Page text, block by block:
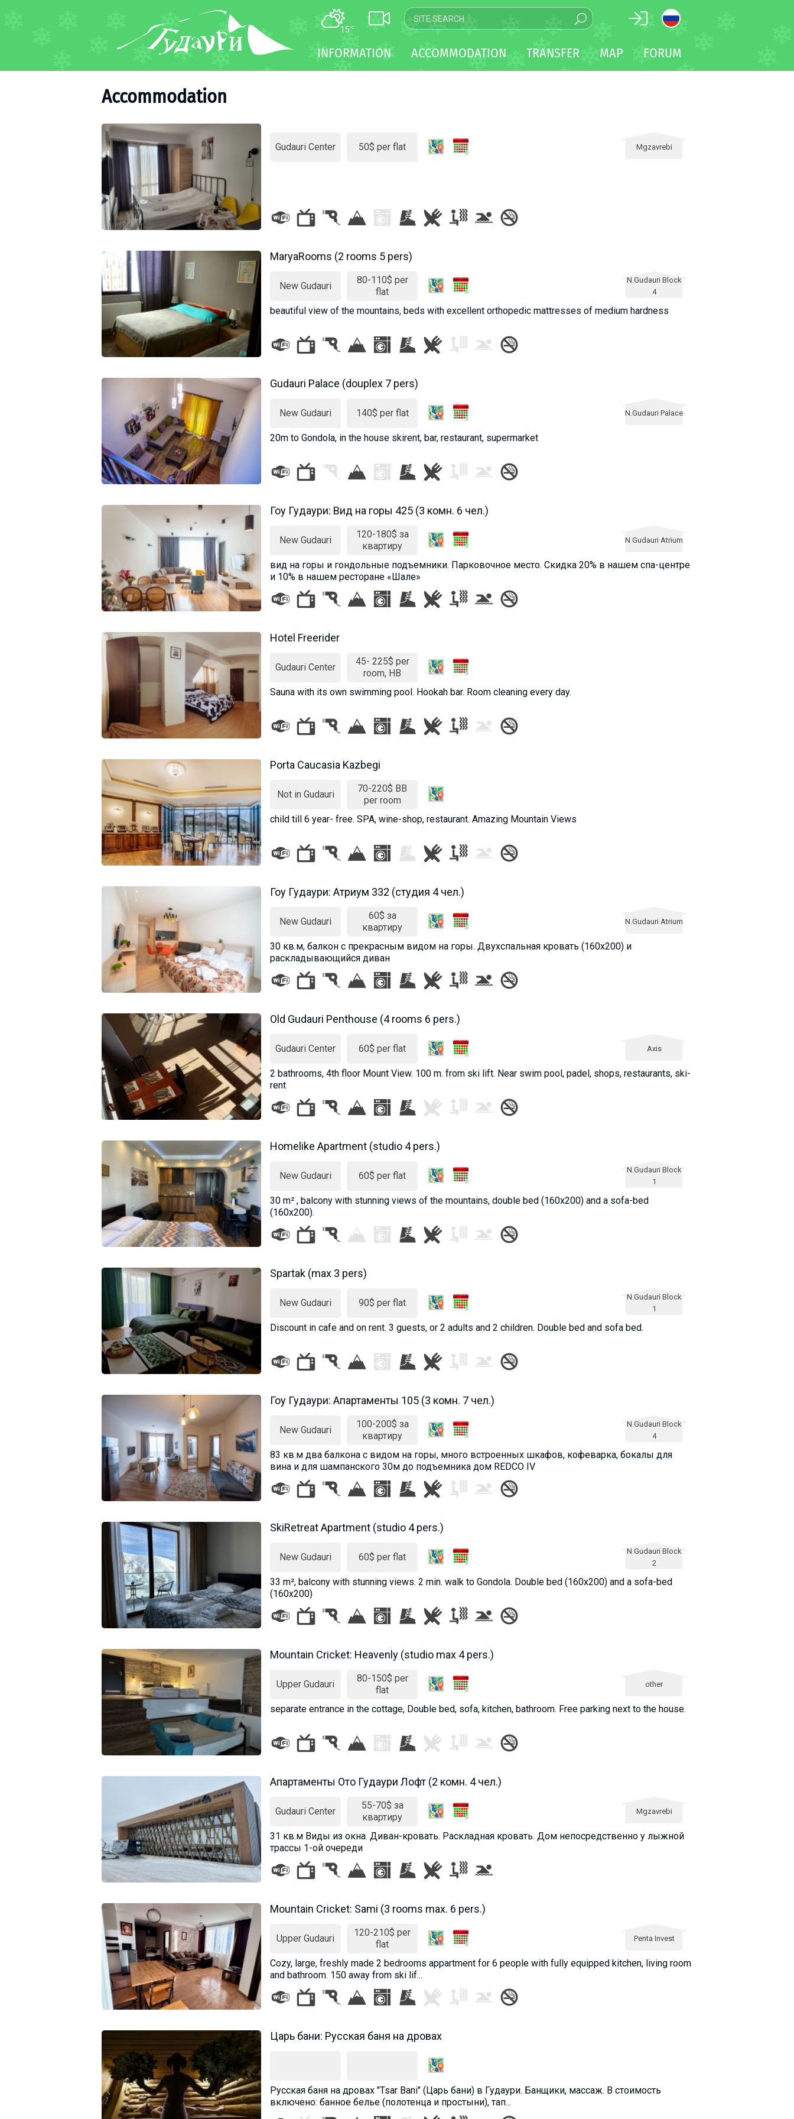
15°C
INFORMATION ACCOMMODATION TRANSFER MAP FORUM
Accommodation
Gudauri Center 50$ per flat Mgzavrebi
MaryaRooms (2 rooms 5 pers)
New Gudauri
80-110$ per
flat
N.Gudauri Block
4
beautiful view of the mountains, beds with excellent orthopedic mattresses of medium hardness
Gudauri Palace (douplex 7 pers)
New Gudauri 140$ per flat N.Gudauri Palace
20m to Gondola, in the house skirent, bar, restaurant, supermarket
Гоу Гудаури: Вид на горы 425 (3 комн. 6 чел.)
New Gudauri
120-180$ за
квартиру
N.Gudauri Atrium
вид на горы и гондольные подъемники. Парковочное место. Cкидка 20% в нашем спа-центре
и 10% в нашем ресторане «Шале»
Hotel Freerider
Gudauri Center
45- 225$ per
room, HB
Sauna with its own swimming pool. Hookah bar. Room cleaning every day.
Porta Caucasia Kazbegi
Not in Gudauri
70-220$ BB
per room
child till 6 year- free. SPA, wine-shop, restaurant. Amazing Mountain Views
Гоу Гудаури: Атриум 332 (студия 4 чел.)
New Gudauri
60$ за
квартиру
N.Gudauri Atrium
30 кв.м, балкон с прекрасным видом на горы. Двухспальная кровать (160х200) и
раскладывающийся диван
Old Gudauri Penthouse (4 rooms 6 pers.)
Gudauri Center 60$ per flat Axis
2 bathrooms, 4th floor Mount View. 100 m. from ski lift. Near swim pool, padel, shops, restaurants, ski-
rent
Homelike Apartment (studio 4 pers.)
New Gudauri 60$ per flat
N.Gudauri Block
1
30 m² , balcony with stunning views of the mountains, double bed (160x200) and a sofa-bed
(160x200).
Spartak (max 3 pers)
New Gudauri 90$ per flat
N.Gudauri Block
1
Discount in cafe and on rent. 3 guests, or 2 adults and 2 children. Double bed and sofa bed.
Гоу Гудаури: Апартаменты 105 (3 комн. 7 чел.)
New Gudauri
100-200$ за
квартиру
N.Gudauri Block
4
83 кв.м два балкона с видом на горы, много встроенных шкафов, кофеварка, бокалы для
вина и для шампанского 30м до подъемника дом REDCO IV
SkiRetreat Apartment (studio 4 pers.)
New Gudauri 60$ per flat
N.Gudauri Block
2
33 m², balcony with stunning views. 2 min. walk to Gondola. Double bed (160x200) and a sofa-bed
(160x200)
Mountain Cricket: Heavenly (studio max 4 pers.)
Upper Gudauri
80-150$ per
flat
other
separate entrance in the cottage, Double bed, sofa, kitchen, bathroom. Free parking next to the house.
Апартаменты Ото Гудаури Лофт (2 комн. 4 чел.)
Gudauri Center
55-70$ за
квартиру
Mgzavrebi
31 кв.м Виды из окна. Диван-кровать. Раскладная кровать. Дом непосредственно у лыжной
трассы 1-ой очереди
Mountain Cricket: Sami (3 rooms max. 6 pers.)
Upper Gudauri
120-210$ per
flat
Penta Invest
Cozy, large, freshly made 2 bedrooms appartment for 6 people with fully equipped kitchen, living room
and bathroom. 150 away from ski lif...
Царь бани: Русская баня на дровах
Русская баня на дровах "Tsar Bani" (Царь бани) в Гудаури. Банщики, массаж. В стоимость
включено: банное белье (полотенца и простыни), тап...
Kids in Gudauri
Events schedule
Gudauri
INFO
LODGING
About Georgia
Mobile phones
Travel reports